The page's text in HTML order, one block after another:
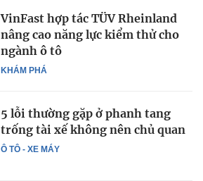
KHÁM PHÁ
VinFast hợp tác TÜV Rheinland
nâng cao năng lực kiểm thử cho
ngành ô tô
Ô TÔ - XE MÁY
5 lỗi thường gặp ở phanh tang
trống tài xế không nên chủ quan